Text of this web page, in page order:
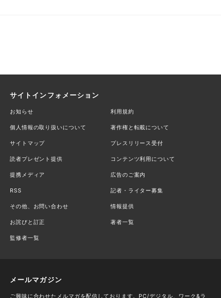
サイトインフォメーション
お知らせ 利用規約
個人情報の取り扱いについて 著作権と転載について
サイトマップ プレスリリース受付
読者プレゼント提供 コンテンツ利用について
提携メディア 広告のご案内
RSS 記者・ライター募集
その他、お問い合わせ 情報提供
お詫びと訂正 著者一覧
監修者一覧
メールマガジン
ご興味に合わせたメルマガを配信しております。PC/デジタル、ワーク&ラ